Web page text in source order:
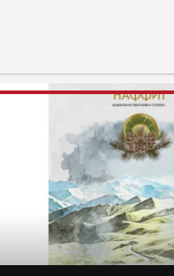
VESTI